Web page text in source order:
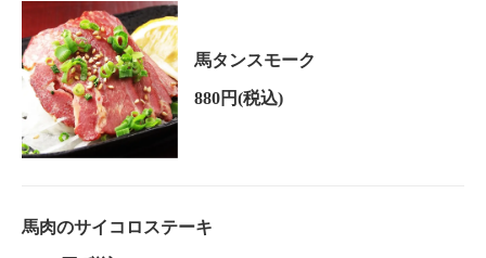
馬タンスモーク
880円(税込)
馬肉のサイコロステーキ